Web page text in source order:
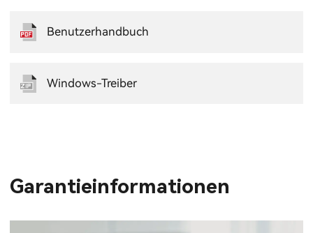
Benutzerhandbuch
Windows-Treiber
Garantieinformationen